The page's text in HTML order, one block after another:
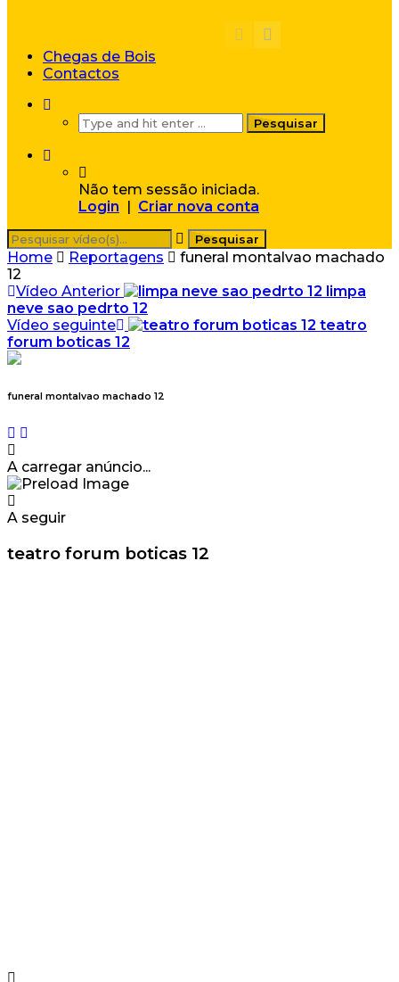
Chegas de Bois
Contactos
Não tem sessão iniciada.
Login
Criar nova conta
Home Reportagens
funeral montalvao machado
12
Vídeo Anterior
limpa
neve sao pedrto 12
Vídeo seguinte
teatro
forum boticas 12
funeral montalvao machado 12
A carregar anúncio...
A seguir
teatro forum boticas 12